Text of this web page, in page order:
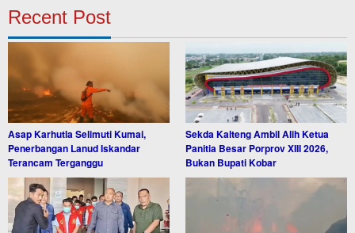
Recent Post
Asap Karhutla Selimuti Kumai,
Penerbangan Lanud Iskandar
Terancam Terganggu
Sekda Kalteng Ambil Alih Ketua
Panitia Besar Porprov XIII 2026,
Bukan Bupati Kobar